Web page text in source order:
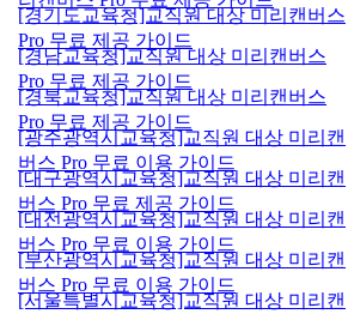
[경기도교육청]교직원 대상 미리캔버스
Pro 무료 제공 가이드
[경남교육청]교직원 대상 미리캔버스
Pro 무료 제공 가이드
[경북교육청]교직원 대상 미리캔버스
Pro 무료 제공 가이드
[광주광역시교육청]교직원 대상 미리캔
버스 Pro 무료 이용 가이드
[대구광역시교육청]교직원 대상 미리캔
버스 Pro 무료 제공 가이드
[대전광역시교육청]교직원 대상 미리캔
버스 Pro 무료 이용 가이드
[부산광역시교육청]교직원 대상 미리캔
버스 Pro 무료 이용 가이드
[서울특별시교육청]교직원 대상 미리캔